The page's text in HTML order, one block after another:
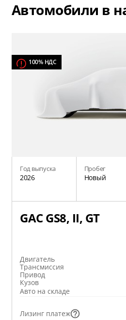
Автомобили в
100% НДС
Год выпуска
2026
Пробег
Новый
GAC GS8, II, GT
Двигатель
Трансмиссия
Привод
Кузов
Авто на складе
Лизинг платеж